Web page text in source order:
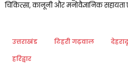
चिकित्सा, कानूनी और मनोवैज्ञानिक
उत्तराखंड टिहरी गढ़वाल
हरिद्वार